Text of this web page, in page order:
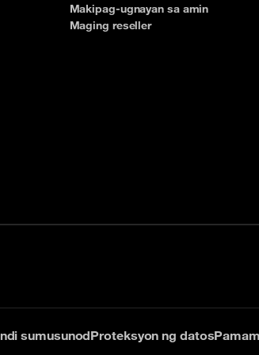
Makipag-ugnayan sa amin
Maging reseller
sumusunodProteksyon ng datos